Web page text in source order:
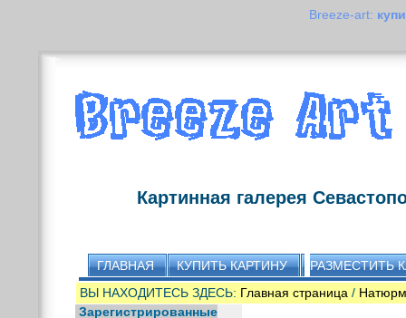
Breeze-art:
Картинная галерея
ГЛАВНАЯ КУПИТЬ КАРТИНУ
РАЗМЕСТИТЬ
ВЫ НАХОДИТЕСЬ ЗДЕСЬ: Главная страница /
Зарегистрированные